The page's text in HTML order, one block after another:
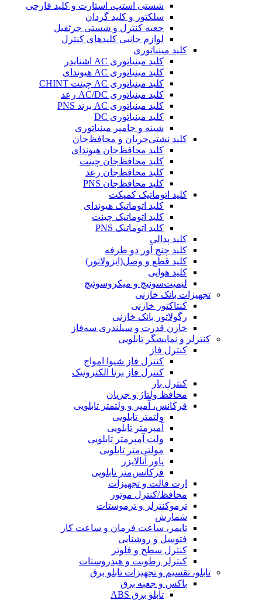
شستی استپ، استارت و کلید قارچی
سلکتور و کلید گردان
جعبه کنترل و شستی جرثقیل
لوازم جانبی کلیدهای کنترل
کلید مینیاتوری
کلید مینیاتوری AC اشنایدر
کلید مینیاتوری AC هیوندای
کلید مینیاتوری AC چینت CHINT
کلید مینیاتوری AC/DC رعد
کلید مینیاتوری AC برند PNS
کلید مینیاتوری DC
شینه و جامپر مینیاتوری
کلید نشتی‌جریان و محافظ‌جان
کلید محافظ‌جان هیوندای
کلید محافظ‌جان چینت
کلید محافظ‌جان رعد
کلید محافظ‌جان PNS
کلید اتوماتیک کمپکت
کلید اتوماتیک هیوندای
کلید اتوماتیک چینت
کلید اتوماتیک PNS
کلید پدالی
کلید چنج آور دو طرفه
کلید قطع و وصل(ایزولاتور)
کلید هوایی
لیمیت‌سوئیچ و میکروسوئیچ
تجهیزات بانک خازنی
کنتاکتور خازنی
رگولاتور بانک خازنی
خازن قدرت و سیلندری سه‌فاز
کنترلر و نمایشگر تابلویی
کنترل فاز
کنترل فاز شیوا امواج
کنترل فاز برنا الکترونیک
کنترل بار
محافظ ولتاژ و جریان
فرکانس، آمپر و ولتمتر تابلویی
ولتمتر تابلویی
آمپرمتر تابلویی
ولت آمپرمتر تابلویی
مولتی‌متر تابلویی
پاور آنالایزر
فرکانس‌متر تابلویی
ارت فالت و تجهیزات
محافظ/کنترل موتور
ترموکنترلر و ترموستات
شمارش
تایمر، ساعت فرمان و ساعت کار
فتوسل و روشنایی
کنترل سطح و فلوتر
کنترلر رطوبت و هیدروستات
تابلو، تقسیم و تجهیزات تابلو برق
باکس و جعبه برق
تابلو برق ABS